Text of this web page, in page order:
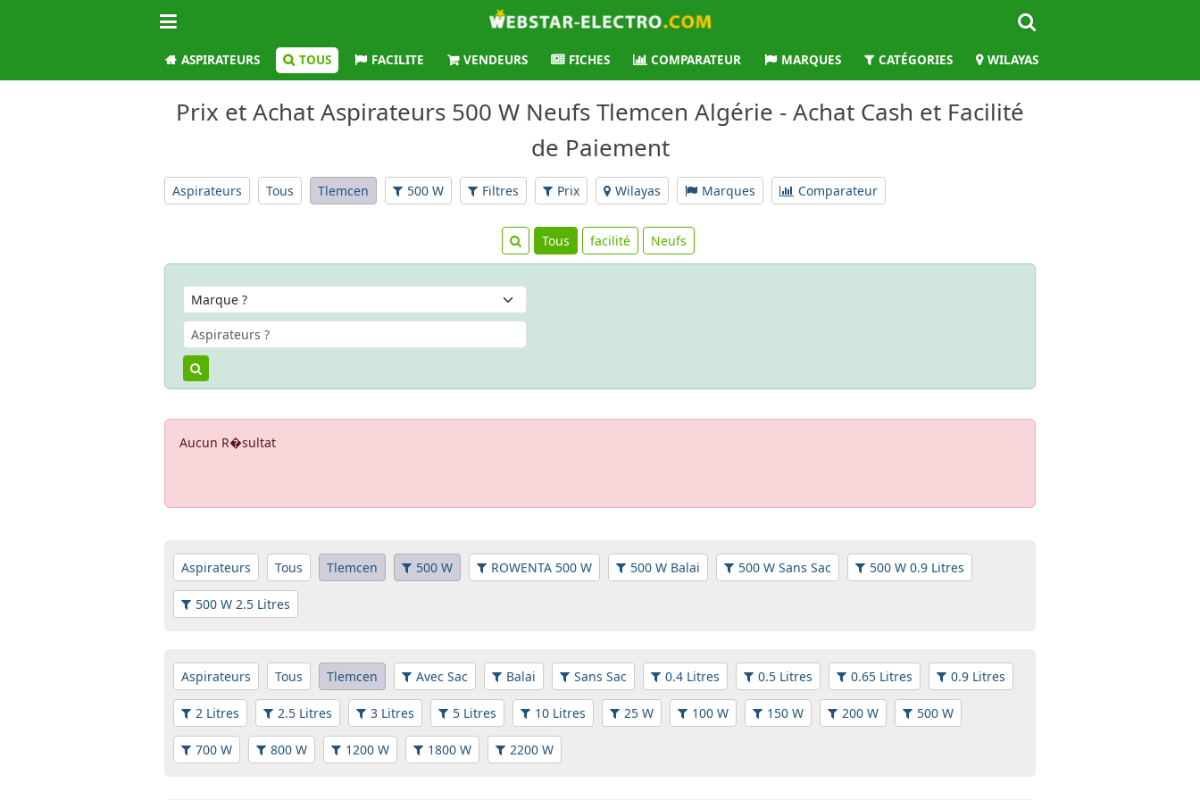
ASPIRATEURS TOUS FACILITE VENDEURS FICHES COMPARATEUR MARQUES CATÉGORIES WILAYAS
Prix et Achat Aspirateurs 500 W Neufs Tlemcen Algérie - Achat Cash et Facilité
de Paiement
Aspirateurs Tous Tlemcen 500 W Filtres Prix Wilayas Marques Comparateur
Tous facilité Neufs
Aucun R�sultat
Aspirateurs Tous Tlemcen 500 W ROWENTA 500 W 500 W Balai 500 W Sans Sac 500 W 0.9 Litres
500 W 2.5 Litres
Aspirateurs Tous Tlemcen Avec Sac Balai Sans Sac 0.4 Litres 0.5 Litres 0.65 Litres 0.9 Litres
2 Litres 2.5 Litres 3 Litres 5 Litres 10 Litres 25 W 100 W 150 W 200 W 500 W
700 W 800 W 1200 W 1800 W 2200 W